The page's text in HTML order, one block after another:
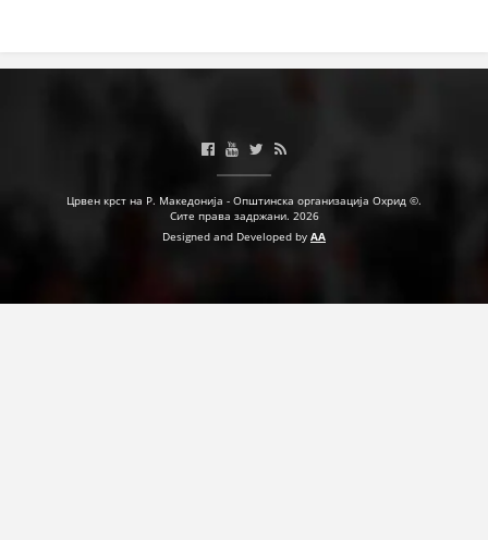
Црвен крст на Р. Македонија - Општинска организација Охрид ©.
Сите права задржани. 2026
Designed and Developed by AA